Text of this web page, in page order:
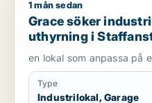
Grace söker industrilokal
1 mån sedan
Grace söker
uthyrning i
Lomma m.fl.
en lokal som anpassa på
Type
Industrilokal, Garage